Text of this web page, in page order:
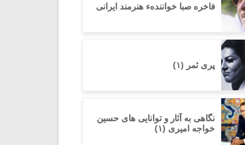
فاخره صبا خوانندهء هنرمند ایرانی
پری ثمر (۱)
نگاهی به آثار و توانایی های حسین
خواجه امیری (۱)